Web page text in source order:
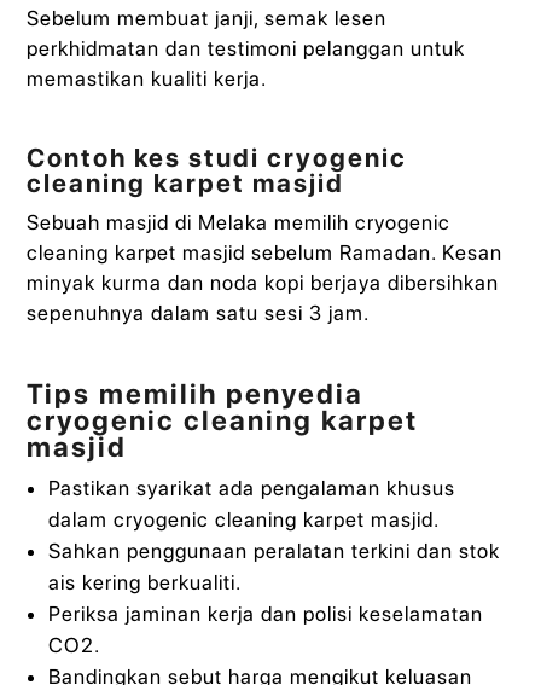
Sebelum membuat janji, semak lesen
perkhidmatan dan testimoni pelanggan untuk
memastikan kualiti kerja.
Contoh kes studi cryogenic
cleaning karpet masjid
Sebuah masjid di Melaka memilih cryogenic
cleaning karpet masjid sebelum Ramadan. Kesan
minyak kurma dan noda kopi berjaya dibersihkan
sepenuhnya dalam satu sesi 3 jam.
Tips memilih penyedia
cryogenic cleaning karpet
masjid
Pastikan syarikat ada pengalaman khusus
dalam cryogenic cleaning karpet masjid.
Sahkan penggunaan peralatan terkini dan stok
ais kering berkualiti.
Periksa jaminan kerja dan polisi keselamatan
CO2.
Bandingkan sebut harga mengikut keluasan